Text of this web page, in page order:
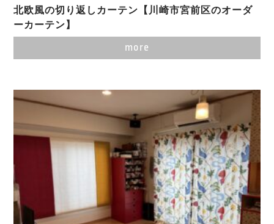
北欧風の切り返しカーテン【川崎市宮前区のオーダ
ーカーテン】
more